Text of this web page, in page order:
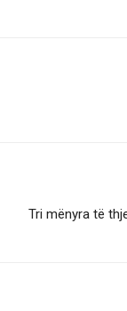
Tri mënyra të